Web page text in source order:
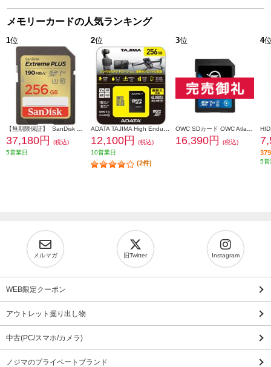
メモリーカードの人気ランキング
1位
37,180円
(税込)
5営業日
2位
12,100円
(税込)
10営業日
(2件)
3位
16,390円 (税込)
4
5営
メルマガ 旧Twitter Instagram
WEB限定クーポン
アウトレット掘り出し物
中古(PC/スマホ/カメラ)
ノジマのプライベートブランド